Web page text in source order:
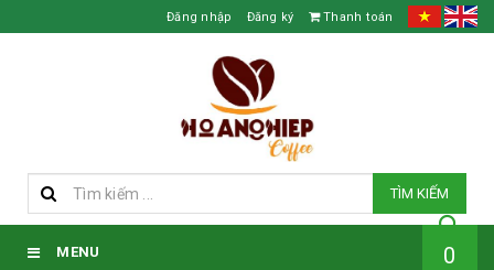
Đăng nhập Đăng ký Thanh toán
TÌM KIẾM
MENU 0